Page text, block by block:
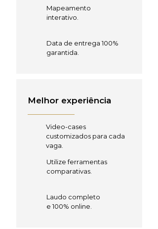
Mapeamento
interativo.
Data de entrega 100%
garantida.
Melhor experiência
Video-cases
customizados para cada
vaga.
Utilize ferramentas
comparativas.
Laudo completo
e 100% online.